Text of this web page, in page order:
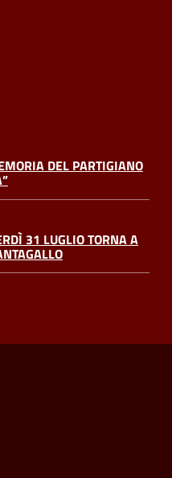
DEL PARTIGIANO
31 LUGLIO TORNA A